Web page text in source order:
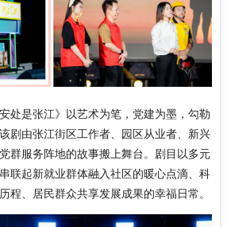
处是张江》以艺术为笔，党建为墨，勾勒
剧由张江街区工作者、园区从业者、新兴
群服务阵地的故事搬上舞台。剧目以多元
联起新就业群体融入社区的暖心点滴、科
程、居民群众共享发展成果的幸福日常。